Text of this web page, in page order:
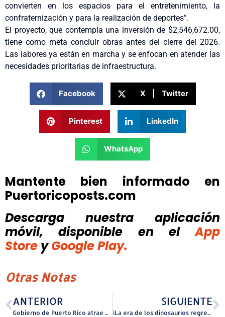
convierten en los espacios para el entretenimiento, la
confraternización y para la realización de deportes”.
El proyecto, que contempla una inversión de $2,546,672.00,
tiene como meta concluir obras antes del cierre del 2026.
Las labores ya están en marcha y se enfocan en atender las
necesidades prioritarias de infraestructura.
Facebook X | Twitter
Pinterest LinkedIn
WhatsApp
Mantente bien informado en
Puertoricoposts.com
Descarga nuestra aplicación
móvil, disponible
en el
App
Store y Google Play.
Otras Notas
ANTERIOR
Gobierno de Puerto Rico atrae más de $90 millones en inversión y 250 nuevos empleos en manufactura avanzada
SIGUIENTE
¡La era de los dinosaurios regresa con Jurassic Live!